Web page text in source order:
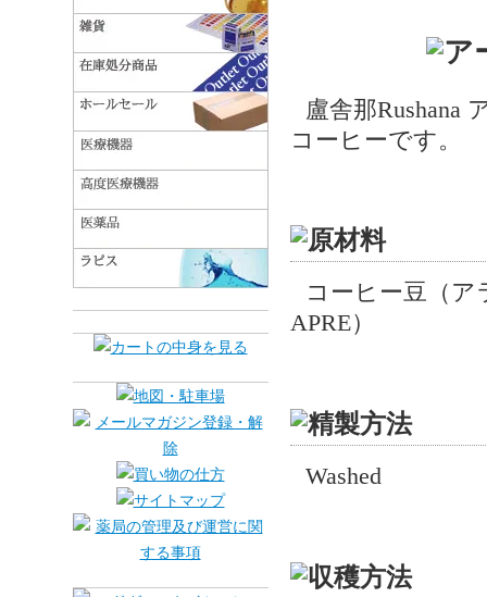
盧舎那Rushana
コーヒーです。
コーヒー豆（
APRE）
Washed